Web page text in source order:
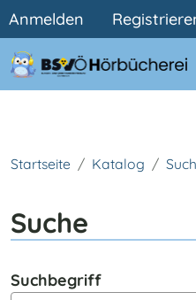
Benutzermenü
Anmelden
Startseite Katalog
Suche
Suchbegriff